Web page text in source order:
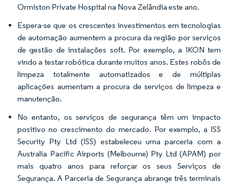
Ormiston Private Hospital na Nova Zelândia este ano.
Espera-se que os crescentes investimentos em tecnologias
de automação aumentem a procura da região por serviços
de gestão de instalações soft. Por exemplo, a IKON tem
vindo a testar robótica durante muitos anos. Estes robôs de
limpeza totalmente automatizados e de múltiplas
aplicações aumentam a procura de serviços de limpeza e
manutenção.
No entanto, os serviços de segurança têm um impacto
positivo no crescimento do mercado. Por exemplo, a ISS
Security Pty Ltd (ISS) estabeleceu uma parceria com a
Australia Pacific Airports (Melbourne) Pty Ltd (APAM) por
mais quatro anos para reforçar os seus Serviços de
Segurança. A Parceria de Segurança abrange três terminais